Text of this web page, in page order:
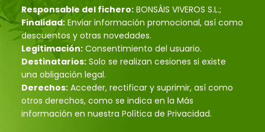
Responsable del fichero: BONSÁIS VIVEROS S.L.;
Finalidad: Enviar información promocional, así como
descuentos y otras novedades.
Legitimación: Consentimiento del usuario.
Destinatarios: Solo se realizan cesiones si existe
una obligación legal.
Derechos: Acceder, rectificar y suprimir, así como
otros derechos, como se indica en la Más
información en nuestra Política de Privacidad.